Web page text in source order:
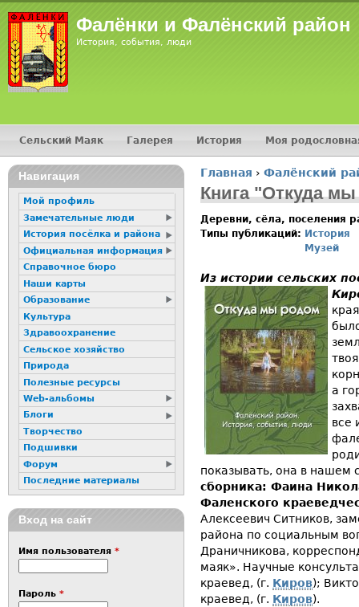
Фалёнки и Фалёнский район
История, события, люди
Вы здесь
Главная › Фалёнский
Книга "Откуда
Деревни, сёла, поселения
Типы публикаций: История
Музей
Из истории сельских
а
все
показывать, она в нашем
сборника: Фаина
Фаленского
Алексеевич Ситников,
района по социальным
Драничникова,
маяк». Научные
краевед, (г. Киров);
краевед, (г. Киров).
Главное меню
Сельский Маяк Галерея История Моя
16+
Навигация
Мой профиль
Замечательные люди
История посёлка и района
Официальная информация
Справочное бюро
Наши карты
Образование
Культура
Здравоохранение
Сельское хозяйство
Природа
Полезные ресурсы
Web-альбомы
Блоги
Творчество
Подшивки
Форум
Последние материалы
Вход на сайт
Имя пользователя *
Пароль *